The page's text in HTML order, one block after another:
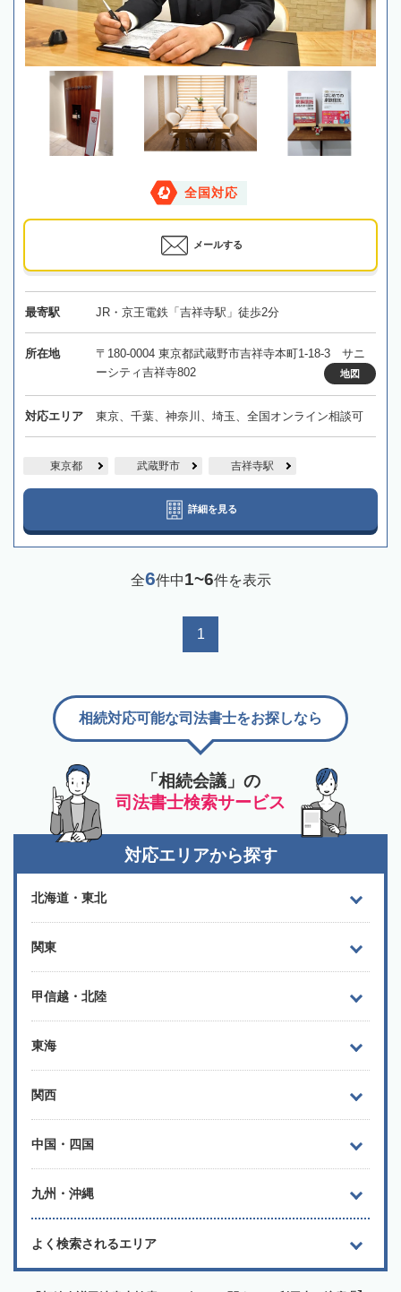
全国対応
メールする
最寄駅 JR・京王電鉄「吉祥寺駅」徒歩2分
所在地
〒180-0004 東京都武蔵野市吉祥寺本町1-18-3 サニ
ーシティ吉祥寺802
地図
対応エリア 東京、千葉、神奈川、埼玉、全国オンライン相談可
東京都 武蔵野市 吉祥寺駅
詳細を見る
全6件中1~6件を表示
1
「相続会議」の
司法書士検索サービス
相続対応可能な司法書士をお探しなら
対応エリアから探す
北海道・東北
関東
甲信越・北陸
東海
関西
中国・四国
九州・沖縄
よく検索されるエリア